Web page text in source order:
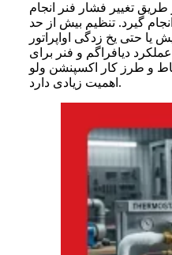
تغییر فشار فنر انجام
گیرد. تنظیم بیش از حد
حتی یخ زدگی اواپراتور
دیافراگم و فنر برای
و طرز کار اکسپنشن ولو
اهمیت زیادی دارد.